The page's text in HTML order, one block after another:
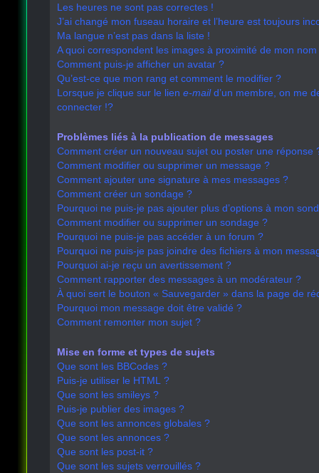
Les heures ne sont pas correctes !
J’ai changé mon fuseau horaire et l’heure est toujours
Ma langue n’est pas dans la liste !
A quoi correspondent les images à proximité de mon nom
Comment puis-je afficher un avatar ?
Qu’est-ce que mon rang et comment le modifier ?
Lorsque je clique sur le lien e-maild’un membre, on me
connecter !?
Problèmes liés à la publication de messages
Comment créer un nouveau sujet ou poster une réponse
Comment modifier ou supprimer un message ?
Comment ajouter une signature à mes messages ?
Comment créer un sondage ?
Pourquoi ne puis-je pas ajouter plus d’options à mon
Comment modifier ou supprimer un sondage ?
Pourquoi ne puis-je pas accéder à un forum ?
Pourquoi ne puis-je pas joindre des fichiers à mon
Pourquoi ai-je reçu un avertissement ?
Comment rapporter des messages à un modérateur ?
À quoi sert le bouton « Sauvegarder » dans la page de
Pourquoi mon message doit être validé ?
Comment remonter mon sujet ?
Mise en forme et types de sujets
Que sont les BBCodes ?
Puis-je utiliser le HTML ?
Que sont les smileys ?
Puis-je publier des images ?
Que sont les annonces globales ?
Que sont les annonces ?
Que sont les post-it ?
Que sont les sujets verrouillés ?